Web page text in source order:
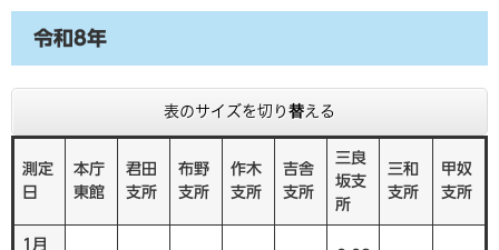
令和8年
表のサイズを切り替える
測定
日
本庁
東館
君田
支所
布野
支所
作木
支所
吉舎
支所
三良
坂支
所
三和
支所
甲奴
支所
1月